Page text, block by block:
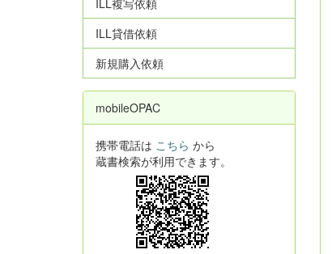
ILL貸借依頼
新規購入依頼
mobileOPAC
携帯電話は こちら から
蔵書検索が利用できます。